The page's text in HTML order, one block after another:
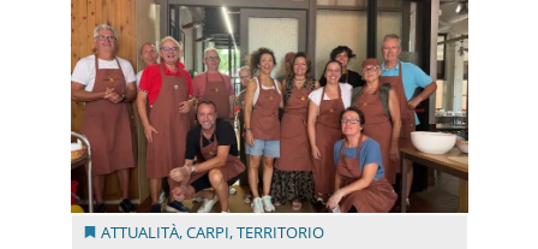
ATTUALITÀ,CARPI,TERRITORIO